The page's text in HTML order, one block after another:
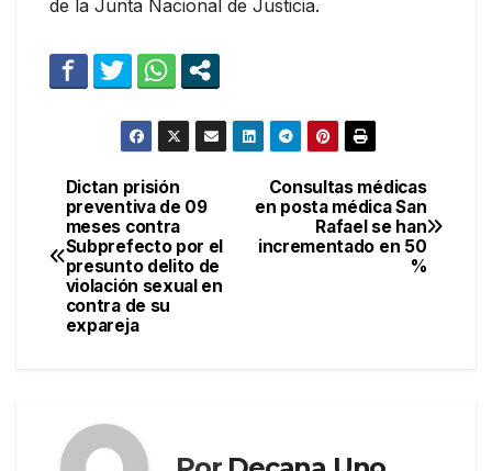
de la Junta Nacional de Justicia.
Navegación
de
entradas
Consultas médicas
en posta médica San
Rafael se han
incrementado en 50
%
Dictan prisión
preventiva de 09
meses contra
Subprefecto por el
presunto delito de
violación sexual en
contra de su
expareja